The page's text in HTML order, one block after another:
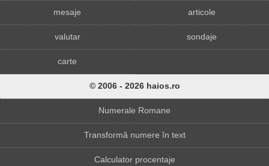
mesaje articole
valutar sondaje
carte
© 2006 - 2026 haios.ro
Numerale Romane
Transformă numere în text
Calculator procentaje